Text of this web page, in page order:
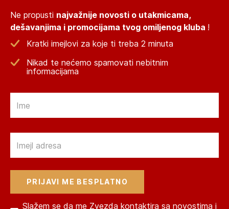
Ne propusti najvažnije novosti o utakmicama,
dešavanjima i promocijama tvog omiljenog kluba !
Kratki imejlovi za koje ti treba 2 minuta
Nikad te nećemo spamovati nebitnim
informacijama
Slažem se da me Zvezda kontaktira sa novostima i